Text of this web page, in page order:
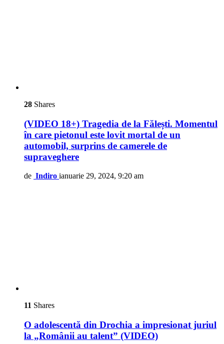
28 Shares
(VIDEO 18+) Tragedia de la Fălești. Momentul
în care pietonul este lovit mortal de un
automobil, surprins de camerele de
supraveghere
de Indiro ianuarie 29, 2024, 9:20 am
11 Shares
O adolescentă din Drochia a impresionat juriul
la „Românii au talent” (VIDEO)